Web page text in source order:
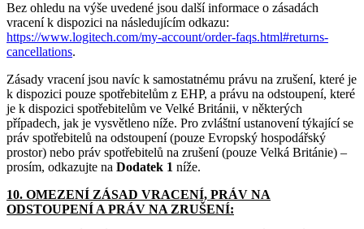
Bez ohledu na výše uvedené jsou další informace o zásadách
vracení k dispozici na následujícím odkazu:
https://www.logitech.com/my-account/order-faqs.html#returns-
cancellations.
Zásady vracení jsou navíc k samostatnému právu na zrušení, které je
k dispozici pouze spotřebitelům z EHP, a právu na odstoupení, které
je k dispozici spotřebitelům ve Velké Británii, v některých
případech, jak je vysvětleno níže. Pro zvláštní ustanovení týkající se
práv spotřebitelů na odstoupení (pouze Evropský hospodářský
prostor) nebo práv spotřebitelů na zrušení (pouze Velká Británie) –
prosím, odkazujte na Dodatek 1 níže.
10. OMEZENÍ ZÁSAD VRACENÍ, PRÁV NA
ODSTOUPENÍ A PRÁV NA ZRUŠENÍ: